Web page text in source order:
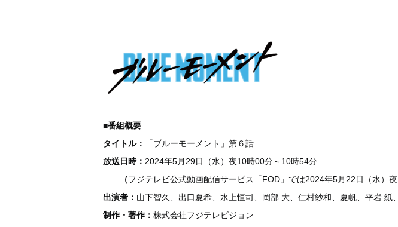
■番組概要
タイトル：
「ブルーモーメント」第６話
放送日時： 2024年5月29日（水）夜10時00分～10時54分
（フジテレビ公式動画配信サービス「FOD」では2024年5月22日（水）夜
出演者 ： 山下智久、出口夏希、水上恒司、岡部 大、仁村紗和、夏帆、平岩
制作・著作 ： 株式会社フジテレビジョン